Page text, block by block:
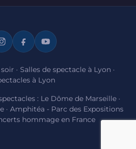
· Salles de spectacle à Lyon ·
à Lyon
: Le Dôme de Marseille·
· Amphitéa - Parc des Expositions
hommage en France